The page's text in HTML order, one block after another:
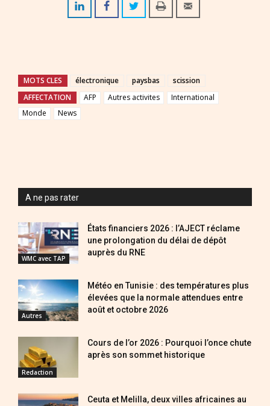
MOTS CLES électronique paysbas
scission
AFFECTATION
AFP Autres activites
International
Monde
News
A ne pas rater
WMC avec TAP
États financiers 2026 : l’AJECT réclame
une prolongation du délai de dépôt
auprès du RNE
Autres
Météo en Tunisie : des températures plus
élevées que la normale attendues entre
août et octobre 2026
Redaction
Cours de l’or 2026 : Pourquoi l’once chute
après son sommet historique
Ceuta et Melilla, deux villes africaines au